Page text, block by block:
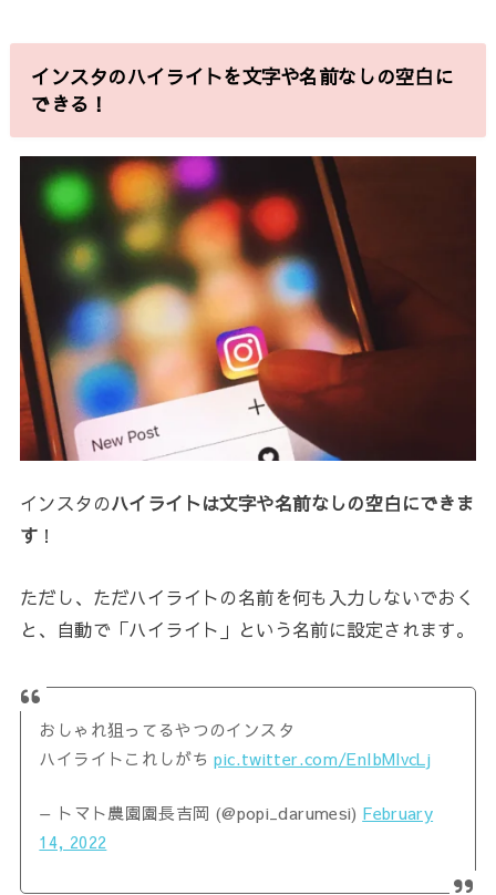
インスタのハイライトを文字や名前なしの空白に
できる！
インスタのハイライトは文字や名前なしの空白にできま
す ！
ただし、ただハイライトの名前を何も入力しないでおく
と、自動で「ハイライト」という名前に設定されます。
おしゃれ狙ってるやつのインスタ
ハイライトこれしがちpic.twitter.com/EnIbMlvcLj
— トマト農園園長吉岡 (@popi_darumesi) February
14, 2022